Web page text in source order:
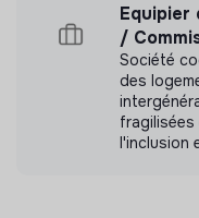
Equipier
/
Société
des
l'inclusion